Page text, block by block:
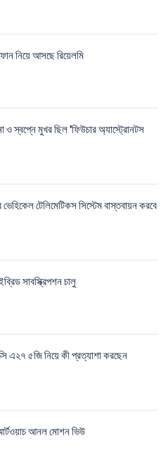
নিয়ে আসছে রিয়েলমি
ও স্বপ্নে মুখর ছিল 'ফিউচার অ্যাস্ট্রোনটস
টেলিমেটিকস সিস্টেম বাস্তবায়ন করবে
সাবস্ক্রিপশন চালু
এ২৭ ৫জি নিয়ে কী প্রত্যাশা করছেন
আনল মোশন ভিউ